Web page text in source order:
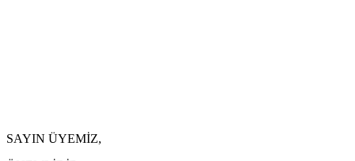
SAYIN ÜYEMİZ,